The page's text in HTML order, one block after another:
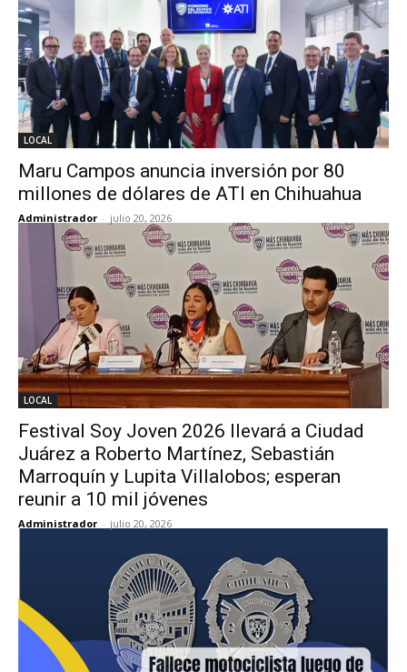
LOCAL
Maru Campos anuncia inversión por 80
millones de dólares de ATI en Chihuahua
Administrador - julio 20, 2026
LOCAL
Festival Soy Joven 2026 llevará a Ciudad
Juárez a Roberto Martínez, Sebastián
Marroquín y Lupita Villalobos; esperan
reunir a 10 mil jóvenes
Administrador - julio 20, 2026